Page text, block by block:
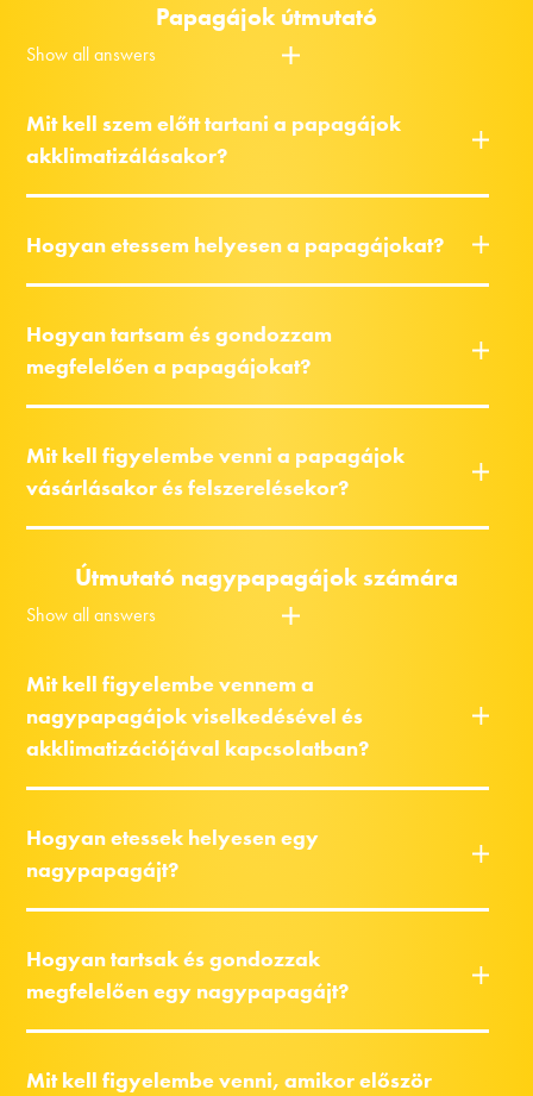
Papagájok útmutató
Show all answers
Mit kell szem előtt tartani a papagájok
akklimatizálásakor?
Hogyan etessem helyesen a papagájokat?
Hogyan tartsam és gondozzam
megfelelően a papagájokat?
Mit kell figyelembe venni a papagájok
vásárlásakor és felszerelésekor?
Útmutató nagypapagájok számára
Show all answers
Mit kell figyelembe vennem a
nagypapagájok viselkedésével és
akklimatizációjával kapcsolatban?
Hogyan etessek helyesen egy
nagypapagájt?
Hogyan tartsak és gondozzak
megfelelően egy nagypapagájt?
Mit kell figyelembe venni, amikor először